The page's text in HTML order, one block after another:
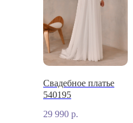
Свадебное платье
540195
29 990 р.